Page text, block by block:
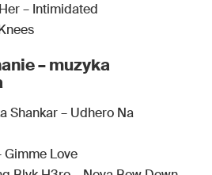
– Intimidated
– muzyka
Shankar – Udhero Na
Gimme Love